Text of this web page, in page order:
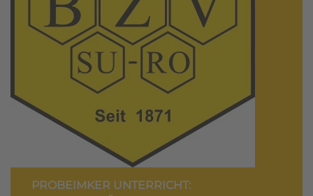
PROBEIMKER UNTERRICHT: